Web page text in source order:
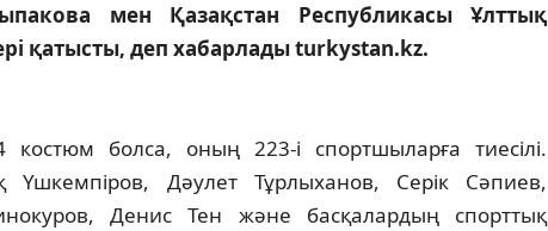
мен Қазақстан Республикасы Ұлттық
қатысты, деп хабарлады turkystan.kz.
костюм болса, оның 223-і спортшыларға тиесілі.
Дәулет Тұрлыханов, Серік Сәпиев,
Денис Тен және басқалардың спорттық